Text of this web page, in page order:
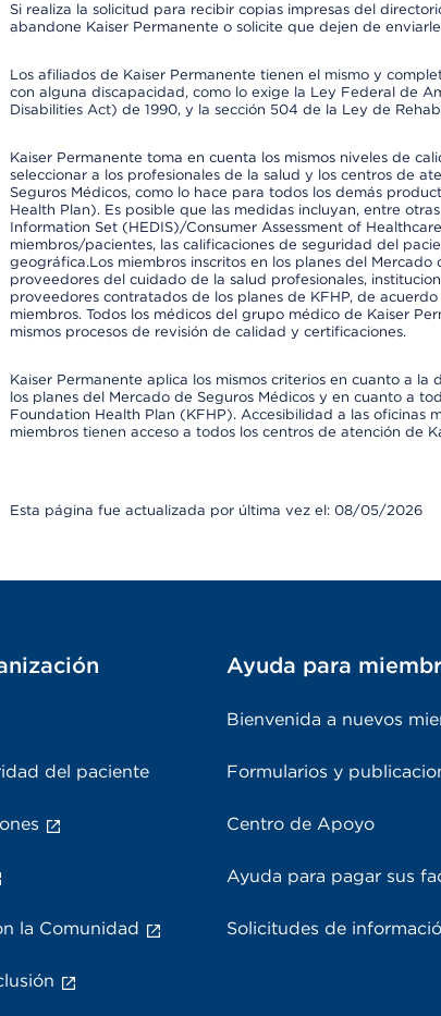
Si realiza la solicitud para recibir copias impresas del
abandone Kaiser Permanente o solicite que dejen de
Los afiliados de Kaiser Permanente tienen el mismo y
con alguna discapacidad, como lo exige la Ley Federal de
Disabilities Act) de 1990, y la sección 504 de la Ley de
Kaiser Permanente toma en cuenta los mismos niveles de
seleccionar a los profesionales de la salud y los centros de
Seguros Médicos, como lo hace para todos los demás
Health Plan). Es posible que las medidas incluyan, entre
Information Set (HEDIS)/Consumer Assessment of
miembros/pacientes, las calificaciones de seguridad del
geográfica.Los miembros inscritos en los planes del
proveedores del cuidado de la salud profesionales,
proveedores contratados de los planes de KFHP, de
miembros. Todos los médicos del grupo médico de Kaiser
mismos procesos de revisión de calidad y certificaciones.
Kaiser Permanente aplica los mismos criterios en cuanto a
los planes del Mercado de Seguros Médicos y en cuanto a
Foundation Health Plan (KFHP). Accesibilidad a las oficinas
miembros tienen acceso a todos los centros de atención de
Esta página fue actualizada por última vez el: 08/05/2026
del paciente
la Comunidad
Ayuda para
Bienvenida a nuevos
Formularios y
Centro de Apoyo
Ayuda para pagar sus
Solicitudes de